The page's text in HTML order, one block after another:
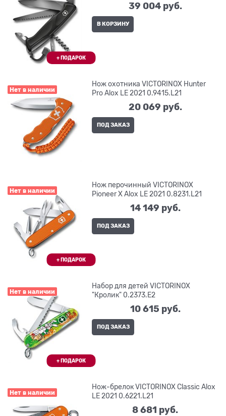
39 004 руб.
В КОРЗИНУ
Нет в наличии
Нож охотника VICTORINOX Hunter
Pro Alox LE 2021 0.9415.L21
20 069 руб.
ПОД ЗАКАЗ
Нет в наличии
Нож перочинный VICTORINOX
Pioneer X Alox LE 2021 0.8231.L21
14 149 руб.
ПОД ЗАКАЗ
Нет в наличии
Набор для детей VICTORINOX
"Кролик" 0.2373.E2
10 615 руб.
ПОД ЗАКАЗ
Нет в наличии
Нож-брелок VICTORINOX Classic Alox
LE 2021 0.6221.L21
8 681 руб.